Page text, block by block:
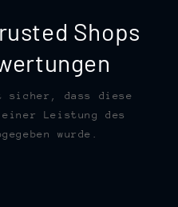
Shops
sicher, dass diese
einer Leistung des
wurde.